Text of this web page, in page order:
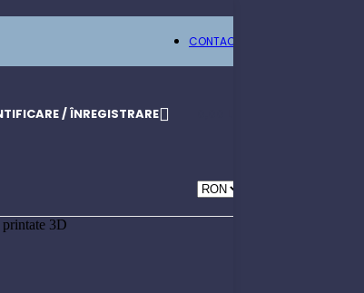
CONTACT
/ ÎNREGISTRARE
3D